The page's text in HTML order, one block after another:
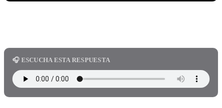
🎧 ESCUCHA ESTA RESPUESTA